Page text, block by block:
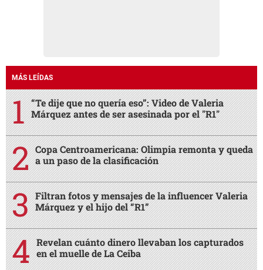
MÁS LEÍDAS
“Te dije que no quería eso”: Video de Valeria
Márquez antes de ser asesinada por el "R1"
Copa Centroamericana: Olimpia remonta y queda
a un paso de la clasificación
Filtran fotos y mensajes de la influencer Valeria
Márquez y el hijo del “R1”
Revelan cuánto dinero llevaban los capturados
en el muelle de La Ceiba